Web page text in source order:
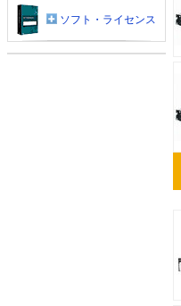
ソフト・ライセンス